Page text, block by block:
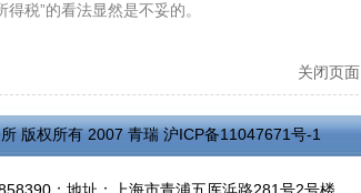
得税”的看法显然是不妥的。
关闭页面
版权所有 2007 青瑞沪ICP备11047671号-1